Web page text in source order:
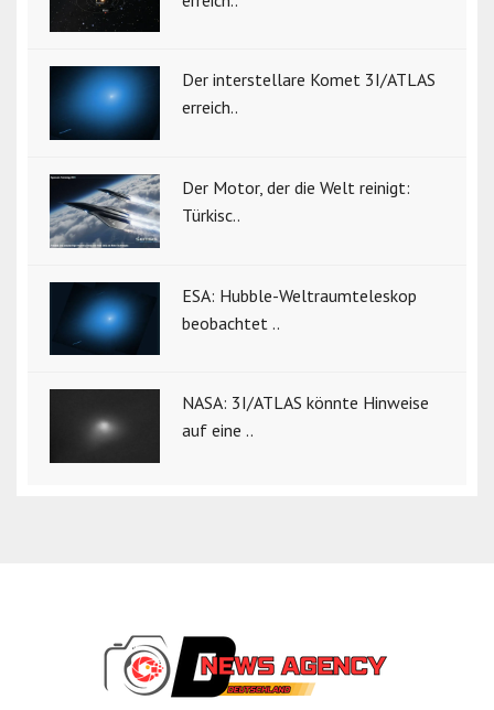
Der interstellare Komet 3I/ATLAS
erreich..
Der Motor, der die Welt reinigt:
Türkisc..
ESA: Hubble-Weltraumteleskop
beobachtet ..
NASA: 3I/ATLAS könnte Hinweise
auf eine ..